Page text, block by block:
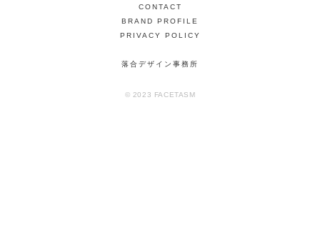
CONTACT
BRAND PROFILE
PRIVACY POLICY
落合デザイン事務所
© 2023 FACETASM